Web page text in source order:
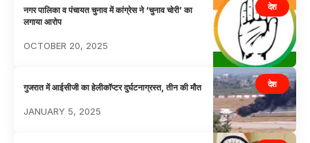
देश
नगर पालिका व पंचायत चुनाव में कांग्रेस ने ‘चुनाव चोरी’ का
लगाया आरोप
OCTOBER 20, 2025
देश
गुजरात में आईसीजी का हेलीकॉप्टर दुर्घटनाग्रस्त, तीन की मौत
JANUARY 5, 2025